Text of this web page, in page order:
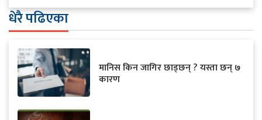
धेरै पढिएका
मानिस किन जागिर छाड्छन् ? यस्ता छन् ७
कारण